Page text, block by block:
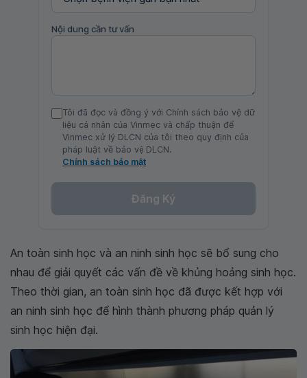
Nội dung cần tư vấn
Tôi đã đọc và đồng ý với Chính sách bảo vệ dữ
liệu cá nhân của Vinmec và chấp thuận để
Vinmec xử lý DLCN của tôi theo quy định của
pháp luật về bảo vệ DLCN.
Chính sách bảo mật
Đăng Ký
An toàn sinh học và an ninh sinh học sẽ bổ sung cho
nhau để giải quyết các vấn đề về khủng hoảng sinh học.
Theo thời gian, an toàn sinh học đã được kết hợp với
an ninh sinh học để hình thành phương pháp quản lý
sinh học hiện đại.